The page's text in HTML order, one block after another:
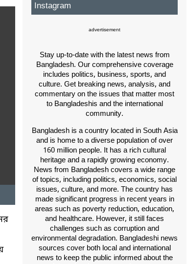
Instagram
advertisement
Stay up-to-date with the latest news from
Bangladesh. Our comprehensive coverage
includes politics, business, sports, and
culture. Get breaking news, analysis, and
commentary on the issues that matter most
to Bangladeshis and the international
community.
Bangladesh is a country located in South Asia
and is home to a diverse population of over
160 million people. It has a rich cultural
heritage and a rapidly growing economy.
News from Bangladesh covers a wide range
of topics, including politics, economics, social
issues, culture, and more. The country has
made significant progress in recent years in
areas such as poverty reduction, education,
and healthcare. However, it still faces
challenges such as corruption and
environmental degradation. Bangladeshi news
sources cover both local and international
news to keep the public informed about the